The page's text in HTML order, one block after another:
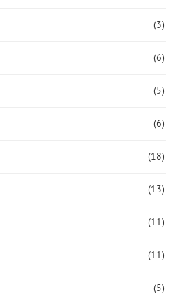
(3)
(6)
(5)
(6)
(18)
(13)
(11)
(11)
(5)